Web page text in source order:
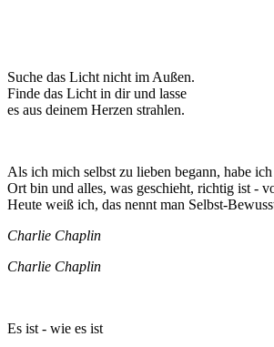
Suche das Licht nicht im Außen.
Finde das Licht in dir und lasse
es aus deinem Herzen strahlen.
Als ich mich selbst zu lieben begann, habe
Ort bin und alles, was geschieht, richtig ist -
Heute weiß ich, das nennt man Selbst-
Charlie Chaplin
Charlie Chaplin
Es ist - wie es ist